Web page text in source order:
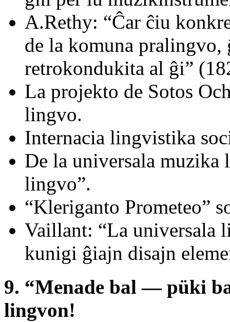
A.Rethy: “Ĉar ĉiu
de la komuna pralingvo,
retrokondukita al ĝi”
La projekto de Sotos
lingvo.
Internacia lingvistika
De la universala muzika
lingvo”.
“Kleriganto Prometeo”
Vaillant: “La universala
kunigi ĝiajn disajn
9. “Menade bal — püki
lingvon!